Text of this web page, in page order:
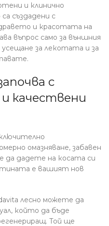
и клинично
създадени с
и красотата на
въпрос само за външния
за лекотата и за
с
качествени
омазняване, забавен
да дадете на косата си
е вашият нов
лесно можете да
който да бъде
Той ще